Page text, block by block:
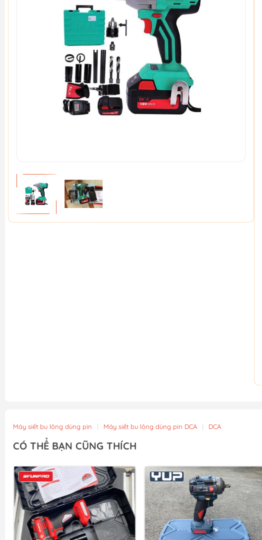
Máy siết bu lông dùng pin | Máy siết bu lông dùng pin DCA | DCA
CÓ THỂ BẠN CŨNG THÍCH